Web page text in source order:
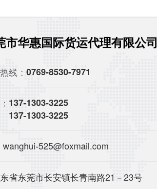
市华惠国际货运代理有限公司
线： 0769-8530-7971
137-1303-3225
137-1303-3225
wanghui-525@foxmail.com
省东莞市长安镇长青南路21－23号